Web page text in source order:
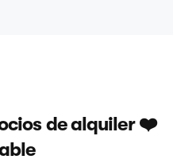
de alquiler ❤️